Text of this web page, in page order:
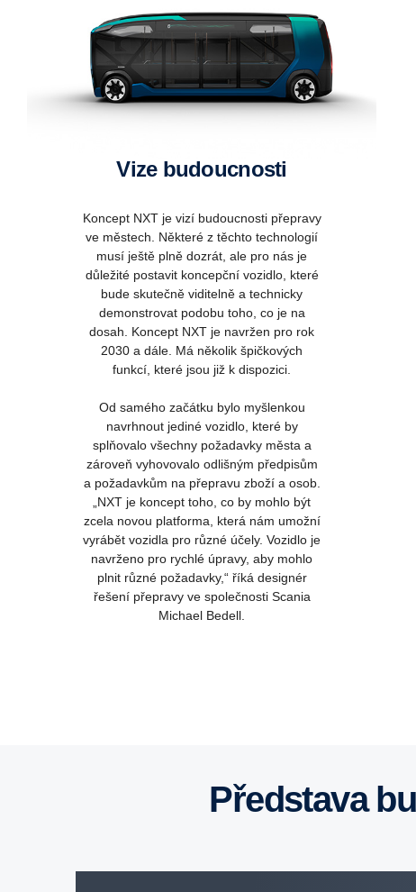
Vize budoucnosti
Koncept NXT je vizí budoucnosti přepravy
ve městech. Některé z těchto technologií
musí ještě plně dozrát, ale pro nás je
důležité postavit koncepční vozidlo, které
bude skutečně viditelně a technicky
demonstrovat podobu toho, co je na
dosah. Koncept NXT je navržen pro rok
2030 a dále. Má několik špičkových
funkcí, které jsou již k dispozici.
Od samého začátku bylo myšlenkou
navrhnout jediné vozidlo, které by
splňovalo všechny požadavky města a
zároveň vyhovovalo odlišným předpisům
a požadavkům na přepravu zboží a osob.
„NXT je koncept toho, co by mohlo být
zcela novou platforma, která nám umožní
vyrábět vozidla pro různé účely. Vozidlo je
navrženo pro rychlé úpravy, aby mohlo
plnit různé požadavky,“ říká designér
řešení přepravy ve společnosti Scania
Michael Bedell.
Představa